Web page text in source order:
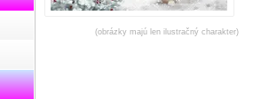
(obrázky majú len ilustračný charakter)